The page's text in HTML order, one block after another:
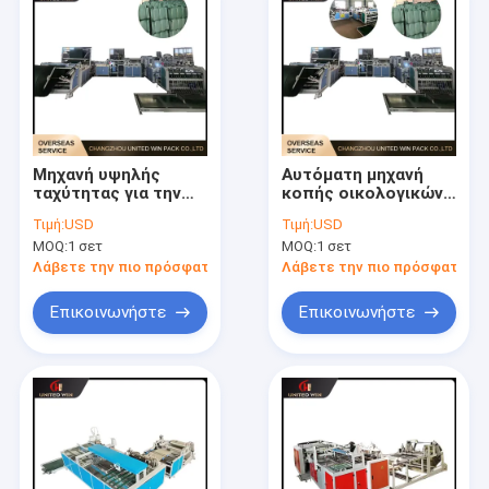
Βίντεο
Μηχανή υψηλής
ταχύτητας για την
οικολογικών
σακουλών
Τιμή:USD
MOQ:1 σετ
Λάβετε την πιο πρόσφατη τιμή
Επικοινωνήστε
Αυτόματη μηχανή
κοπής οικολογικών
Τιμή:USD
MOQ:1 σετ
Λάβετε την πιο πρόσφατη
Επικοινωνήστε